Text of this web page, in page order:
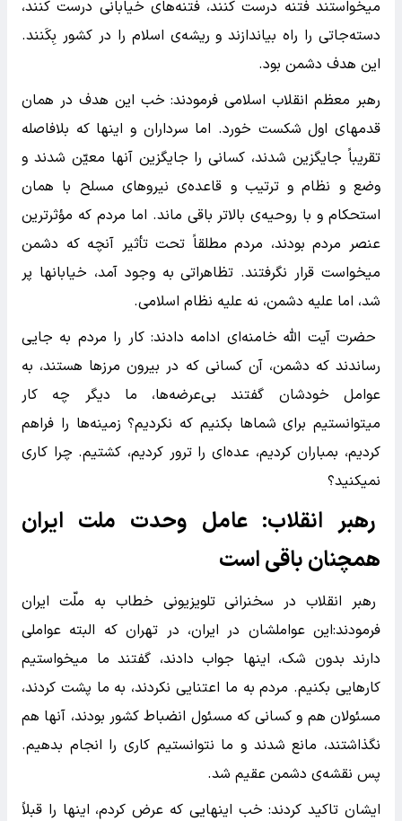
میخواستند فتنه درست کنند، فتنه‌های خیابانی درست کنند،
دسته‌جاتی را راه بیاندازند و ریشه‌ی اسلام را در کشور بِکَنند.
این هدف دشمن بود.
رهبر معظم انقلاب اسلامی فرمودند: خب این هدف در همان
قدمهای اول شکست خورد. اما سرداران و اینها که بلافاصله
تقریباً جایگزین شدند، کسانی را جایگزین آنها معیّن شدند و
وضع و نظام و ترتیب و قاعده‌ی نیروهای مسلح با همان
استحکام و با روحیه‌ی بالاتر باقی ماند. اما مردم که مؤثرترین
عنصر مردم بودند، مردم مطلقاً تحت تأثیر آنچه که دشمن
میخواست قرار نگرفتند. تظاهراتی به وجود آمد، خیابانها پر
شد، اما علیه دشمن، نه علیه نظام اسلامی.
حضرت آیت الله خامنه‌ای ادامه دادند: کار را مردم به جایی
رساندند که دشمن، آن کسانی که در بیرون مرزها هستند، به
عوامل خودشان گفتند بی‌عرضه‌ها، ما دیگر چه کار
میتوانستیم برای شماها بکنیم که نکردیم؟ زمینه‌ها را فراهم
کردیم، بمباران کردیم، عده‌ای را ترور کردیم، کشتیم. چرا کاری
نمیکنید؟
رهبر انقلاب: عامل وحدت ملت ایران
همچنان باقی است
رهبر انقلاب در سخنرانی تلویزیونی خطاب به ملّت ایران
فرمودند:این عواملشان در ایران، در تهران که البته عواملی
دارند بدون شک، اینها جواب دادند، گفتند ما میخواستیم
کارهایی بکنیم. مردم به ما اعتنایی نکردند، به ما پشت کردند،
مسئولان هم و کسانی که مسئول انضباط کشور بودند، آنها هم
نگذاشتند، مانع شدند و ما نتوانستیم کاری را انجام بدهیم.
پس نقشه‌ی دشمن عقیم شد.
ایشان تاکید کردند: خب اینهایی که عرض کردم، اینها را قبلاً